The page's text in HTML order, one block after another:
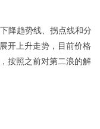
降趋势线、拐点线和分
开上升走势，目前价格
按照之前对第二浪的解